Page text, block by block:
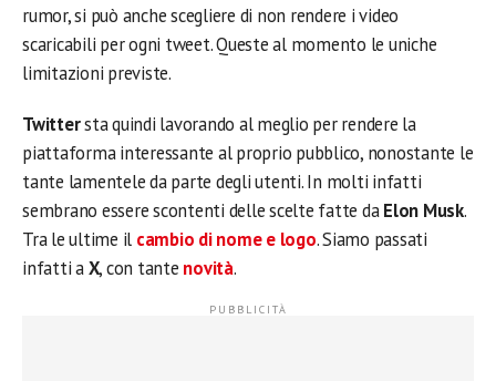
rumor, si può anche scegliere di non rendere i video
scaricabili per ogni tweet. Queste al momento le uniche
limitazioni previste.
Twittersta quindi lavorando al meglio per rendere la
piattaforma interessante al proprio pubblico, nonostante le
tante lamentele da parte degli utenti. In molti infatti
sembrano essere scontenti delle scelte fatte daElon Musk.
Tra le ultime il cambio di nome e logo. Siamo passati
infatti aX, con tante novità.